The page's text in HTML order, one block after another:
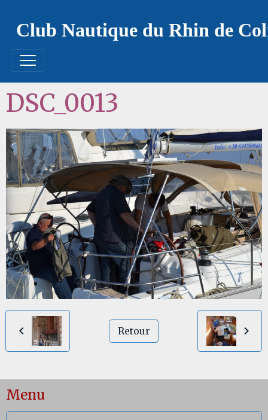
Club Nautique du Rhin de
DSC_0013
Retour
Menu